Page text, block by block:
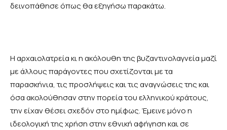
δεινοπάθησε όπως θα εξηγήσω παρακάτω.
Η αρχαιολατρεία κι η ακόλουθη της βυζαντινολαγνεία μαζί
με άλλους παράγοντες που σχετίζονται με τα
παρασκήνια, τις προσλήψεις και τις αναγνώσεις της και
όσα ακολούθησαν στην πορεία του ελληνικού κράτους,
την είχαν θέσει σχεδόν στο ημίφως. Έμεινε μόνο η
ιδεολογική της χρήση στην εθνική αφήγηση και σε